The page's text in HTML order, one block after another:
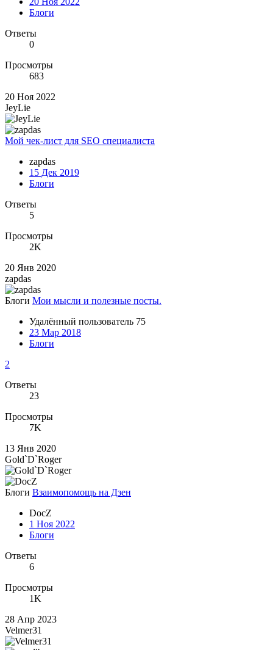
Блоги
Ответы
0
Просмотры
683
20 Ноя 2022
JeyLie
Мой чек-лист для SEO специалиста
zapdas
15 Дек 2019
Блоги
Ответы
5
Просмотры
2K
20 Янв 2020
zapdas
Блоги Мои мысли и полезные посты.
Удалённый пользователь 75
23 Мар 2018
Блоги
2
Ответы
23
Просмотры
7K
13 Янв 2020
Gold`D`Roger
Блоги Взаимопомощь на Дзен
DocZ
1 Ноя 2022
Блоги
Ответы
6
Просмотры
1K
28 Апр 2023
Velmer31